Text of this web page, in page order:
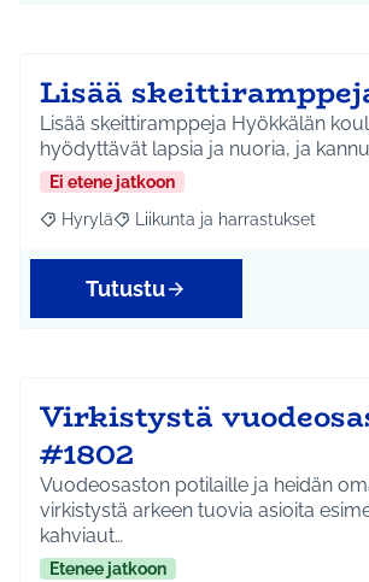
Lisää
Lisää skeittiramppeja Hyökkälän
hyödyttävät lapsia ja nuoria, ja
Ei etene jatkoon
Rajaa tulokset aihepiirin mukaan: Hyrylä
Hyrylä Rajaa tulokset teeman
Liikunta ja harrastukset
Tutustu
Virkistystä
#1802
Vuodeosaston potilaille ja heidän
virkistystä arkeen tuovia asioita
kahviaut…
Etenee jatkoon